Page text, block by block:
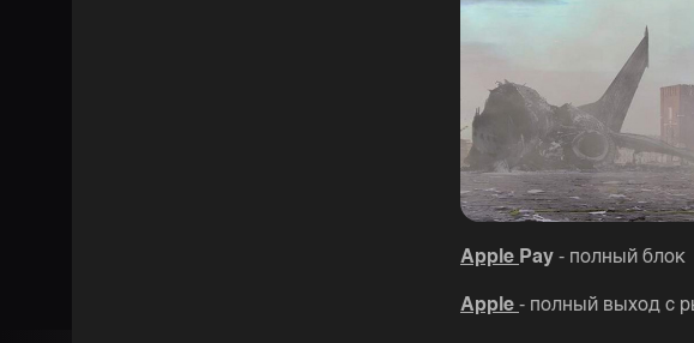
Apple Pay - полный блок
Apple - полный выход с